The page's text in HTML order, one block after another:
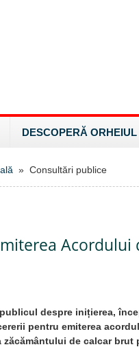
DESCOPERĂ ORHEIUL
» Consultări publice
Acordului
despre inițierea,
pentru emiterea
de calcar brut